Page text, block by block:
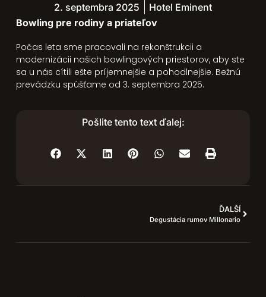
2. septembra 2025
Hotel Eminent
Bowling pre rodiny a priateľov
Počas leta sme pracovali na rekonštrukcii a
modernizácii našich bowlingových priestorov, aby ste
sa u nás cítili ešte príjemnejšie a pohodlnejšie. Bežnú
prevádzku spúšťame od 3. septembra 2025.
Pošlite tento text ďalej:
ĎALŠÍ
Degustácia rumov Millonario